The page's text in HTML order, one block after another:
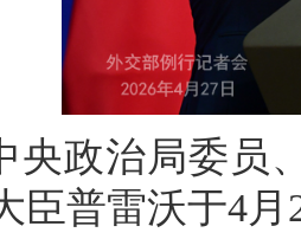
央政治局委员
臣普雷沃于4月